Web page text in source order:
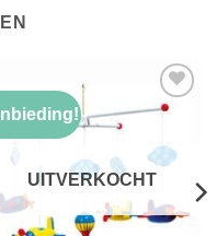
Toevoegen
verlanglijst
UITVERKOCHT